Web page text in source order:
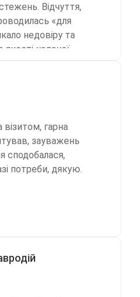
Відчуття,
«для
недовіру та
наданої
здоров’я та
гарна
зауважень
сподобалася,
потреби, дякую.